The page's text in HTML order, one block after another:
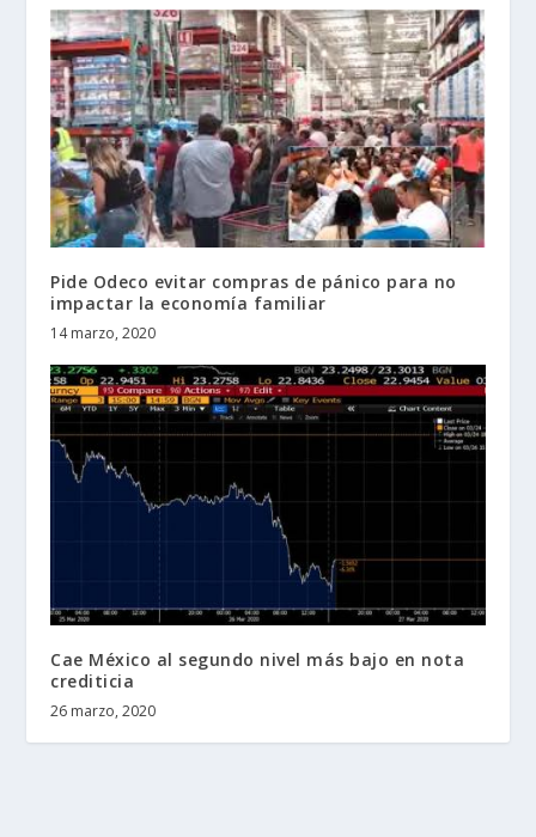
Pide Odeco evitar compras de pánico para no
impactar la economía familiar
14 marzo, 2020
Cae México al segundo nivel más bajo en nota
crediticia
26 marzo, 2020